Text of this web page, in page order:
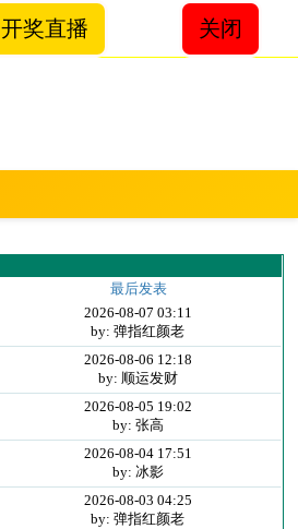
开奖直播 关闭
最后发表
2026-08-07 03:11
by: 弹指红颜老
2026-08-06 12:18
by: 顺运发财
2026-08-05 19:02
by: 张高
2026-08-04 17:51
by: 冰影
2026-08-03 04:25
by: 弹指红颜老